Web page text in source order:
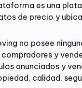
es una
de precio y
no posee
compradores y
anunciados y
calidad,